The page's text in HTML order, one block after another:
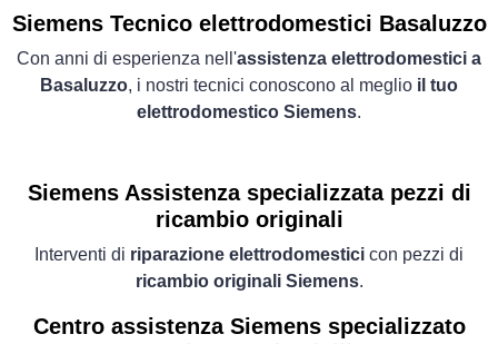
Siemens Tecnico elettrodomestici Basaluzzo
Con anni di esperienza nell'assistenza elettrodomestici a
Basaluzzo, i nostri tecnici conoscono al meglio il tuo
elettrodomestico Siemens.
Siemens Assistenza specializzata pezzi di
ricambio originali
Interventi di riparazione elettrodomestici con pezzi di
ricambio originali Siemens.
Centro assistenza Siemens specializzato